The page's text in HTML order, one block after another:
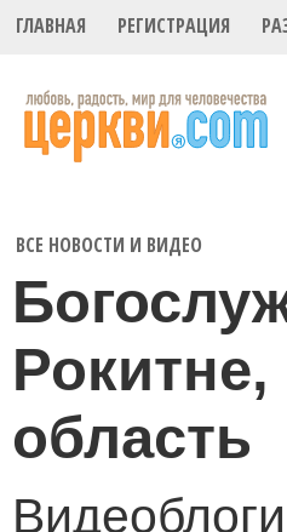
ГЛАВНАЯ РЕГИСТРАЦИЯ
ВСЕ НОВОСТИ И ВИДЕО
Рокитне,
область